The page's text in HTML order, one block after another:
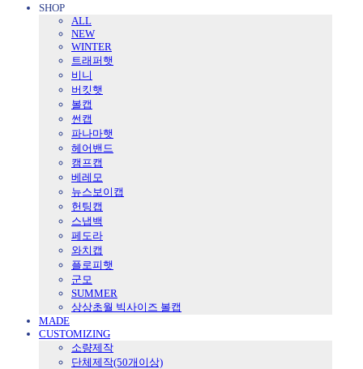
SHOP
ALL
NEW
WINTER
트래퍼햇
비니
버킷햇
볼캡
썬캡
파나마햇
헤어밴드
캠프캡
베레모
뉴스보이캡
헌팅캡
스냅백
페도라
와치캡
플로피햇
군모
SUMMER
상상초월 빅사이즈 볼캡
MADE
CUSTOMIZING
소량제작
단체제작(50개이상)